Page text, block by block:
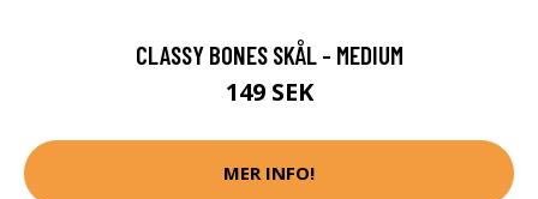
CLASSY BONES SKÅL - MEDIUM
149 SEK
MER INFO!